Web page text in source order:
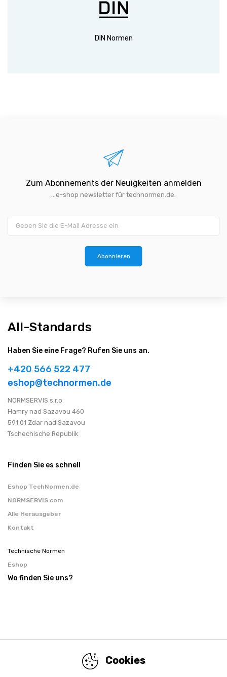
DIN Normen
Zum Abonnements der Neuigkeiten anmelden
...e-shop newsletter für technormen.de.
Abonnieren
All-Standards
Haben Sie eine Frage? Rufen Sie uns an.
+420 566 522 477
eshop@technormen.de
NORMSERVIS s.r.o.
Hamry nad Sazavou 460
591 01 Zdar nad Sazavou
Tschechische Republik
Finden Sie es schnell
Eshop TechNormen.de
NORMSERVIS.com
Alle Herausgeber
Kontakt
Technische Normen
Eshop
Wo finden Sie uns?
Cookies